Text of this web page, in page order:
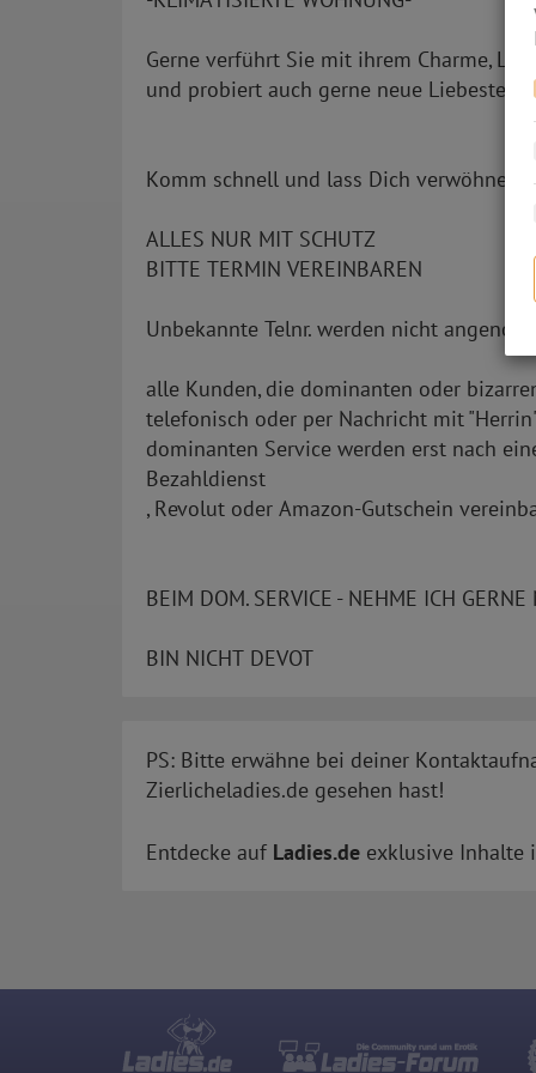
Gerne verführt Sie mit ihrem Charme,
und probiert auch gerne neue
Komm schnell und lass Dich verwöhnen!
ALLES NUR MIT SCHUTZ
BITTE TERMIN VEREINBAREN
Unbekannte Telnr. werden nicht
alle Kunden, die dominanten oder
telefonisch oder per Nachricht mit
dominanten Service werden erst nach
Bezahldienst
, Revolut oder Amazon-Gutschein
BEIM DOM. SERVICE - NEHME ICH
BIN NICHT DEVOT
PS: Bitte erwähne bei deiner
Zierlicheladies.de gesehen hast!
Entdecke auf Ladies.de exklusive Inhalte